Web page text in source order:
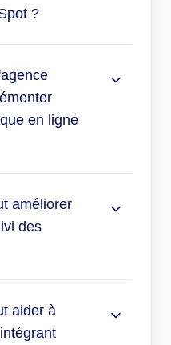
?
en ligne
améliorer
des
aider à